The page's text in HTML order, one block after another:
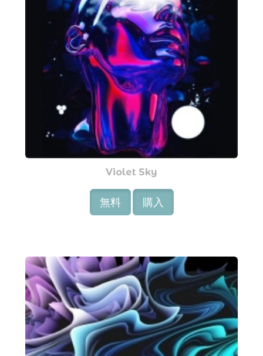
Violet Sky
無料 購入